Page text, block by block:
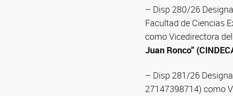
– Disp 280/26
Facultad de Ciencias
como Vicedirectora del
Juan Ronco”
– Disp 281/26
27147398714) como